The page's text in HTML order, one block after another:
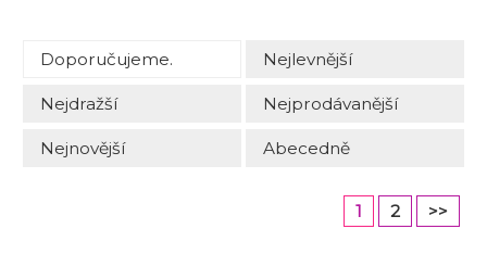
Doporučujeme. Nejlevnější
Nejdražší Nejprodávanější
Nejnovější Abecedně
1 2 >>